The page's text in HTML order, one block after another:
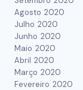
Agosto 2020
Julho 2020
Junho 2020
Maio 2020
Abril 2020
Março 2020
Fevereiro 2020